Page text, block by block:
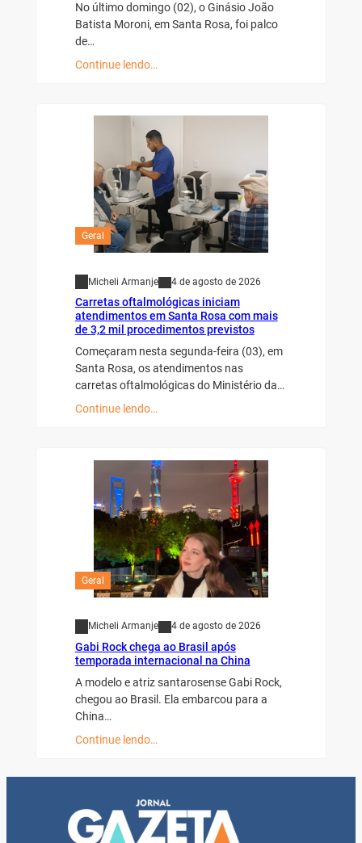
No último domingo (02), o Ginásio João
Batista Moroni, em Santa Rosa, foi palco
de…
Continue lendo…
Geral
Micheli Armanje 4 de agosto de 2026
Carretas oftalmológicas iniciam
atendimentos em Santa Rosa com mais
de 3,2 mil procedimentos previstos
Começaram nesta segunda-feira (03), em
Santa Rosa, os atendimentos nas
carretas oftalmológicas do Ministério da…
Continue lendo…
Geral
Micheli Armanje 4 de agosto de 2026
Gabi Rock chega ao Brasil após
temporada internacional na China
A modelo e atriz santarosense Gabi Rock,
chegou ao Brasil. Ela embarcou para a
China…
Continue lendo…